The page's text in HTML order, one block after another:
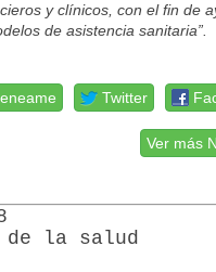
y clínicos, con el fin de
de asistencia sanitaria”.
Twitter
Ver más
de la salud